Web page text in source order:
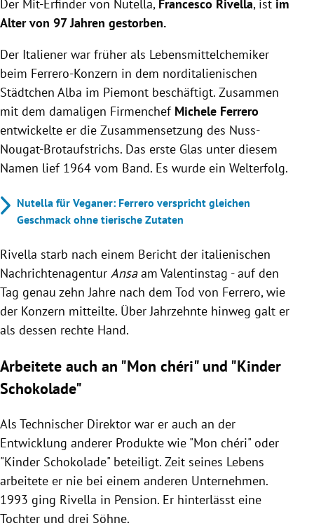
bei Ferrero.
wie Mon chéri und Kinder Schokolade und ging
1993 in Pension.
Nutella, bekannt für seine Nuss-Nougat-
Zusammensetzung, wird jährlich mit 500.000
Tonnen hergestellt, wobei ein Glas 72 Stück
Würfelzucker enthält.
Der Mit-Erfinder von Nutella, Francesco Rivella, ist im
Alter von 97 Jahren gestorben.
Der Italiener war früher als Lebensmittelchemiker
beim Ferrero-Konzern in dem norditalienischen
Städtchen Alba im Piemont beschäftigt. Zusammen
mit dem damaligen Firmenchef Michele Ferrero
entwickelte er die Zusammensetzung des Nuss-
Nougat-Brotaufstrichs. Das erste Glas unter diesem
Namen lief 1964 vom Band. Es wurde ein Welterfolg.
Nutella für Veganer: Ferrero verspricht gleichen
Geschmack ohne tierische Zutaten
Rivella starb nach einem Bericht der italienischen
Nachrichtenagentur Ansaam Valentinstag - auf den
Tag genau zehn Jahre nach dem Tod von Ferrero, wie
der Konzern mitteilte. Über Jahrzehnte hinweg galt er
als dessen rechte Hand.
Arbeitete auch an "Mon chéri" und "Kinder
Schokolade"
Als Technischer Direktor war er auch an der
Entwicklung anderer Produkte wie "Mon chéri" oder
"Kinder Schokolade" beteiligt. Zeit seines Lebens
arbeitete er nie bei einem anderen Unternehmen.
1993 ging Rivella in Pension. Er hinterlässt eine
Tochter und drei Söhne.